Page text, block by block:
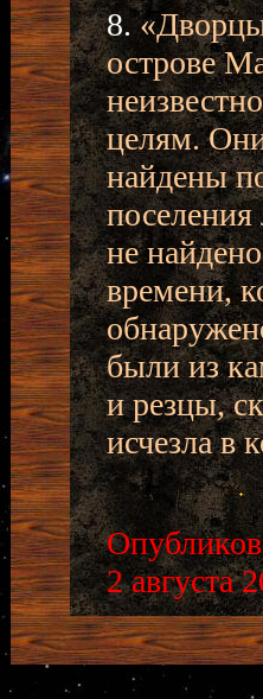
8.
острове
целям.
найдены
не
времени,
были из
и резцы,
исчезла в
2 августа